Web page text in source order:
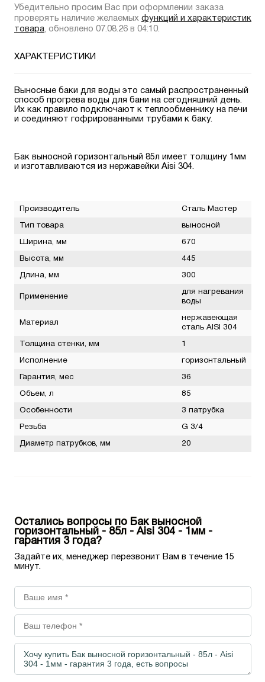
Убедительно просим Вас при оформлении заказа
проверять наличие желаемых функций и характеристик
товара, обновлено 07.08.26 в 04:10.
ХАРАКТЕРИСТИКИ
Выносные баки для воды это самый распространенный
способ прогрева воды для бани на сегодняшний день.
Их как правило подключают к теплообменнику на печи
и соединяют гофрированными трубами к баку.
Бак выносной горизонтальный 85л имеет толщину 1мм
и изготавливаются из нержавейки Aisi 304.
Производитель Сталь Мастер
Тип товара выносной
Ширина, мм 670
Высота, мм 445
Длина, мм 300
Применение
для нагревания
воды
Материал
нержавеющая
сталь AISI 304
Толщина стенки, мм 1
Исполнение горизонтальный
Гарантия, мес 36
Объем, л 85
Особенности 3 патрубка
Резьба G 3/4
Диаметр патрубков, мм 20
Остались вопросы по Бак выносной
горизонтальный - 85л - Aisi 304 - 1мм -
гарантия 3 года?
Задайте их, менеджер перезвонит Вам в течение 15
минут.